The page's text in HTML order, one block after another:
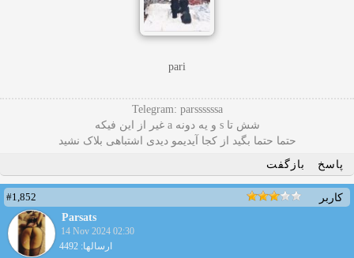
pari
Telegram: parssssssa
شش تا s و یه دونه a غیر از این فیکه
حتما حتما بگید از کجا آیدیمو دیدی اشتباهی بلاک نشید
پاسخ
بازگفت
کاربر
#1,852
Parsats
14 Nov 2024 02:30
ارسالها: 4492